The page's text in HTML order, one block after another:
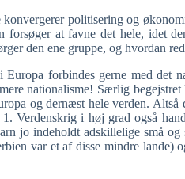
politisering og
forsøger at favne det hele, idet
den ene gruppe, og hvordan
forbindes gerne med det
nationalisme! Særlig
og dernæst hele verden.
Verdenskrig i høj grad også
jo indeholdt adskillelige små
var et af disse mindre lande)